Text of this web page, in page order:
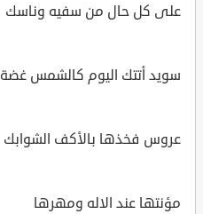
على كل حال من سفيه وناسك
سويد أتتك اليوم كالشمس غضة
عروس فخذها بالأكف الشوابك
مؤنتها عند الاله ومهرها